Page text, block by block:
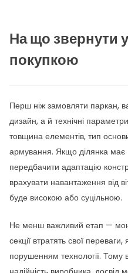
На що звернути
покупкою
Перш ніж замовляти паркан,
дизайн, а й технічні
товщина елементів, тип
армування. Якщо ділянка має
передбачити адаптацію
врахувати навантаження від
буде високою або суцільною.
Не менш важливий етап —
секції втратять свої
порушенням технології. Тому